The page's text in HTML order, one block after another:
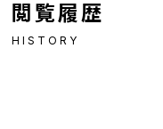
閲覧履歴
HISTORY